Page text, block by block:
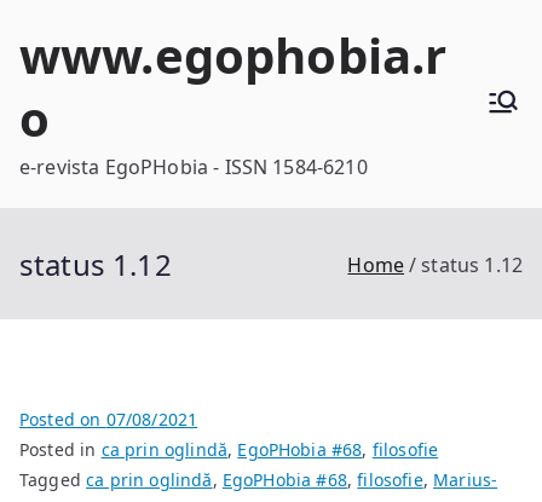
www.egophobia.r
o
e-revista EgoPHobia - ISSN 1584-6210
status 1.12 Home status 1.12
Posted on 07/08/2021
Posted in ca prin oglindă, EgoPHobia #68, filosofie
Taggedca prin oglindă, EgoPHobia #68,filosofie, Marius-